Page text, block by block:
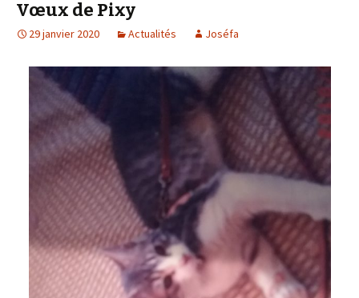
Vœux de Pixy
29 janvier 2020 Actualités Joséfa